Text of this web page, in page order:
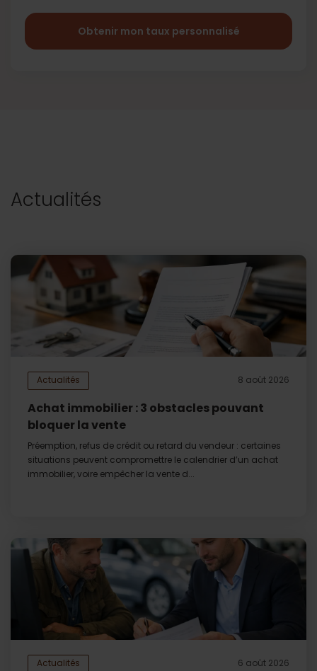
Obtenir mon taux personnalisé
Actualités
Actualités 8 août 2026
Achat immobilier : 3 obstacles pouvant
bloquer la vente
Préemption, refus de crédit ou retard du vendeur : certaines
situations peuvent compromettre le calendrier d’un achat
immobilier, voire empêcher la vente d...
Actualités 6 août 2026